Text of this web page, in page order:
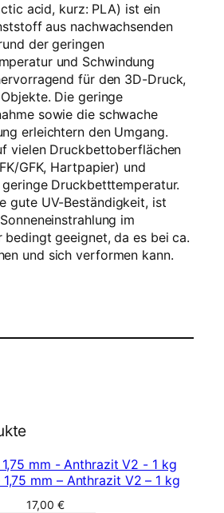
acid, kurz: PLA) ist ein
aus nachwachsenden
der geringen
und Schwindung
für den 3D-Druck,
Die geringe
sowie die schwache
erleichtern den Umgang.
vielen Druckbettoberflächen
GFK, Hartpapier) und
Druckbetttemperatur.
gute UV-Beständigkeit, ist
im
bedingt geeignet, da es bei ca.
und sich verformen kann.
mm – Anthrazit V2 – 1 kg
17,00 €